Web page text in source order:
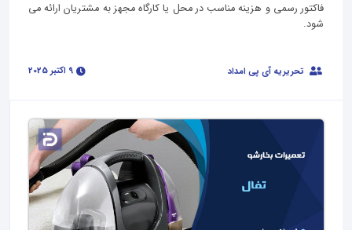
فاکتور رسمی و هزینه مناسب در محل یا کارگاه مجهز به مشتریان ارائه می
شود.
تحریریه آی پی امداد